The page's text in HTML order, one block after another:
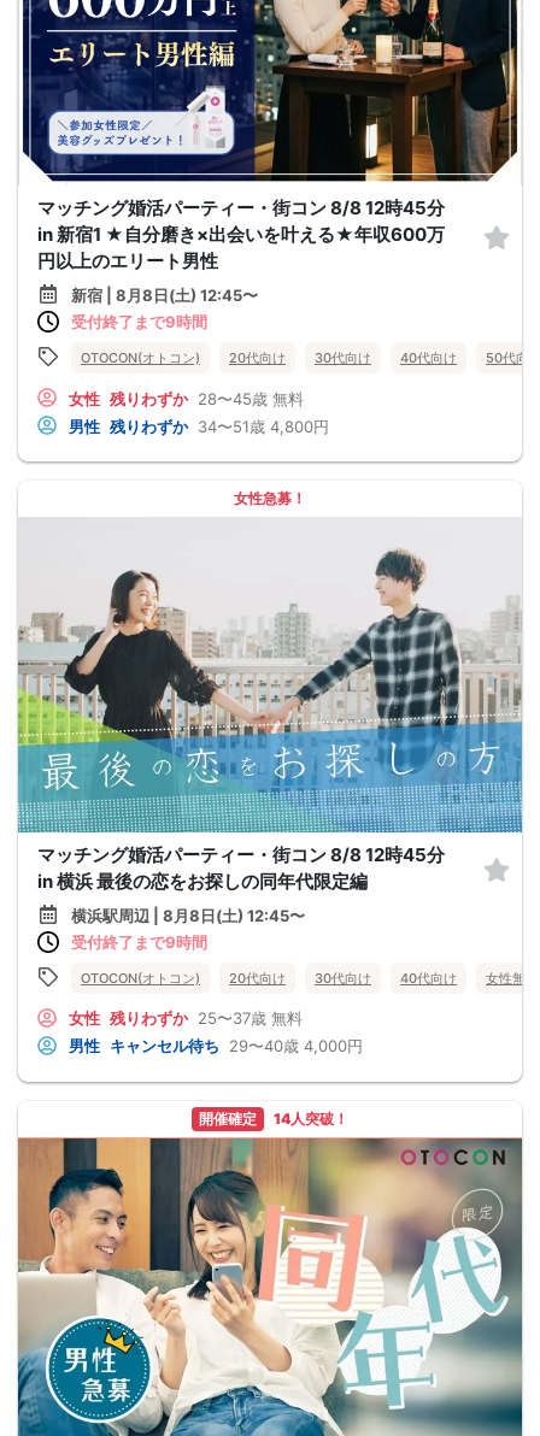
マッチング婚活パーティー・街コン 8/8 12時45分
in 新宿1 ★自分磨き×出会いを叶える★年収600万
円以上のエリート男性
新宿 | 8月8日(土) 12:45〜
受付終了まで9時間
OTOCON(オトコン) 20代向け 30代向け 40代向け 50代向
女性 残りわずか 28〜45歳 無料
男性 残りわずか 34〜51歳 4,800円
女性急募！
マッチング婚活パーティー・街コン 8/8 12時45分
in 横浜 最後の恋をお探しの同年代限定編
横浜駅周辺 | 8月8日(土) 12:45〜
受付終了まで9時間
OTOCON(オトコン) 20代向け 30代向け 40代向け 女性無料
女性 残りわずか 25〜37歳 無料
男性 キャンセル待ち 29〜40歳 4,000円
開催確定 14人突破！